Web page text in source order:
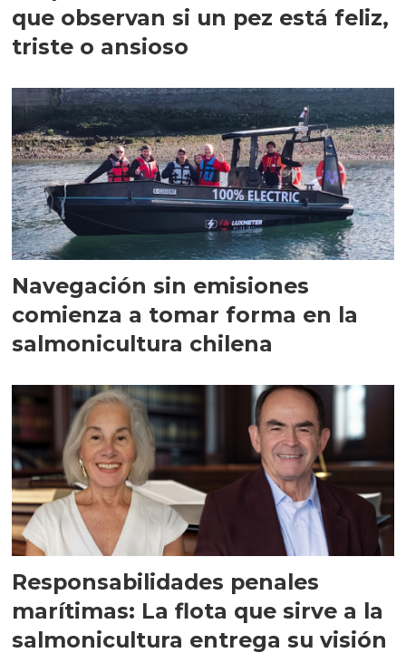
que observan si un pez está feliz,
triste o ansioso
Navegación sin emisiones
comienza a tomar forma en la
salmonicultura chilena
Responsabilidades penales
marítimas: La flota que sirve a la
salmonicultura entrega su visión